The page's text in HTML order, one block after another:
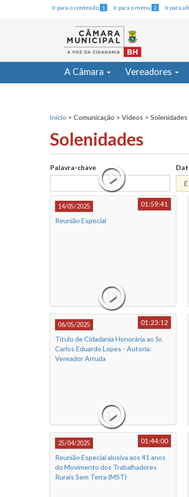
Ir para o conteúdo 1 Ir para o menu 2 Ir para a
A Câmara Vereadores
Início > Comunicação > Vídeos > Solenidades
Solenidades
Palavra-chave
14/05/2025
01:59:41
Reunião Especial
06/05/2025
01:23:12
Titulo de Cidadania Honorária ao Sr.
Carlos Eduardo Lopes - Autoria:
Vereador Arruda
25/04/2025
01:44:00
Reunião Especial alusiva aos 41 anos
do Movimento dos Trabalhadores
Rurais Sem Terra (MST)